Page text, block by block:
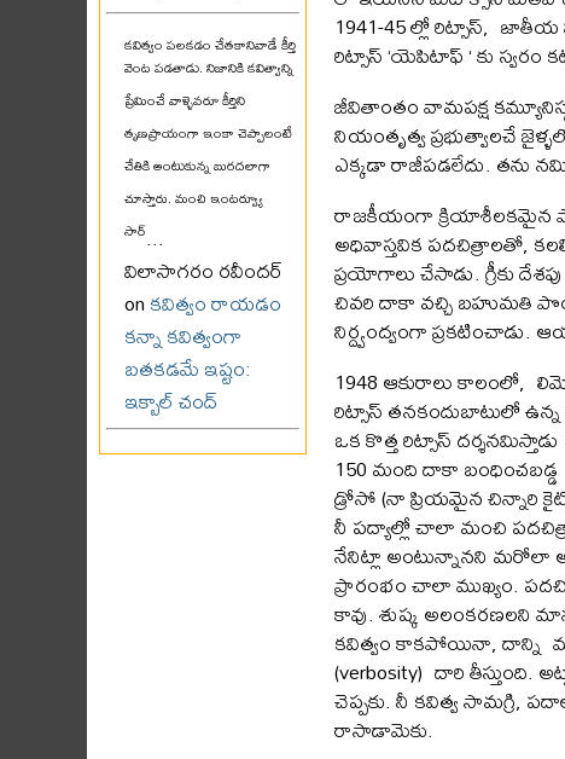
కవిత్వం పలకడం చేతకానివాడే కీర్తి
వెంట పడతాడు. నిజానికి కవిత్వాన్ని
ప్రేమించే వాళ్ళెవరూ కీర్తిని
తృణప్రాయంగా ఇంకా చెప్పాలంటే
చేతికి అంటుకున్న బురదలాగా
చూస్తారు. మంచి ఇంటర్వ్యూ
సార్...
విలాసాగరం రవీందర్
onకవిత్వం రాయడం
కన్నా కవిత్వంగా
బతకడమే ఇష్టం:
ఇక్బాల్ చంద్
1941-45 ల్లో రిట్సాస్,
రిట్సాస్ ‘యెపిటాఫ్ ‘ కు స్వరం
జీవితాంతం వామపక్ష
నియంతృత్వ ప్రభుత్వాలచే
ఎక్కడా రాజీపడలేదు. తను
రాజకీయంగా క్రియాశీలకమైన
అధివాస్తవిక పదచిత్రాలతో,
ప్రయోగాలు చేసాడు. గ్రీకు
చివరి దాకా వచ్చి బహుమతి
నిర్ద్వంద్వంగా
1948 ఆకురాలు కాలంలో,
రిట్సాస్ తనకందుబాటులో
ఒక కొత్త రిట్సాస్
150 మంది దాకా
డ్రోసో (నా ప్రియమైన చిన్నారి
నీ పద్యాల్లో చాలా మంచి
నేనిట్లా అంటున్నానని మరోలా
ప్రారంభం చాలా ముఖ్యం.
కావు. శుష్క అలంకరణలని
కవిత్వం కాకపోయినా, దాన్ని
(verbosity) దారి తీస్తుంది.
చెప్పకు. నీ కవిత్వ సామగ్రి,
రాసాడామెకు.